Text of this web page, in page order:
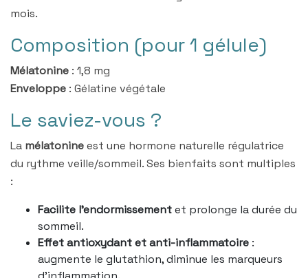
mois.
Composition (pour 1 gélule)
Mélatonine : 1,8 mg
Enveloppe : Gélatine végétale
Le saviez-vous ?
La mélatonineest une hormone naturelle régulatrice
du rythme veille/sommeil. Ses bienfaits sont multiples
:
Facilite l’endormissementet prolonge la durée du
sommeil.
Effet antioxydant et anti-inflammatoire :
augmente le glutathion, diminue les marqueurs